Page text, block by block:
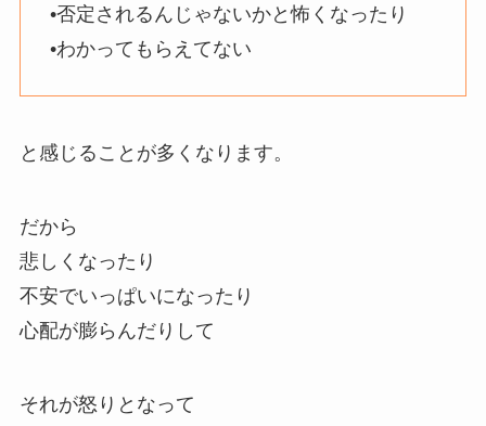
•否定されるんじゃないかと怖くなったり
•わかってもらえてない
と感じることが多くなります。
だから
悲しくなったり
不安でいっぱいになったり
心配が膨らんだりして
それが怒りとなって